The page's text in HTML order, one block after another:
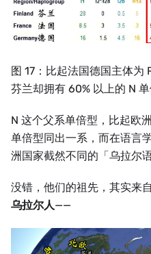
图 17：比起法国德国主体为
芬兰却拥有 60% 以上的 N
N 这个父系单倍型，比起欧
单倍型同出一系，而在语言
洲国家截然不同的「乌拉尔
没错，他们的祖先，其实来
乌拉尔人——